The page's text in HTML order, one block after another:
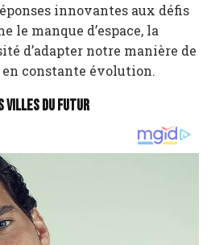
innovantes aux défis
le manque d’espace, la
d’adapter notre manière de
constante évolution.
villes du futur